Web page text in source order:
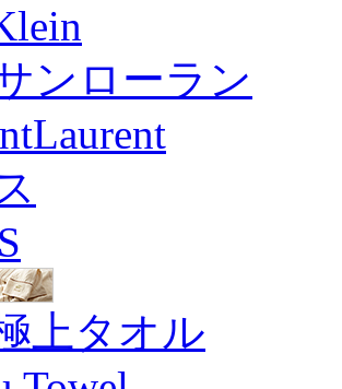
ンローラン
上タオル